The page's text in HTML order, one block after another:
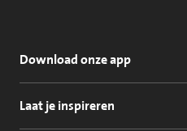
Download onze app
Laat je inspireren